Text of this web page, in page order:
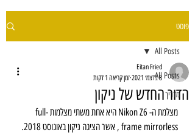
פוסט
All Posts
מדריך
All Posts
הדור החדש של ניקון
Eitan Fried
8 בדצמ׳ 2021
זמן קריאה 1 דקות
מצלמת ה- Nikon Z6 היא אחת משתי מצלמות full-
frame mirrorless , אשר הציגה ניקון באוגוסט 2018.